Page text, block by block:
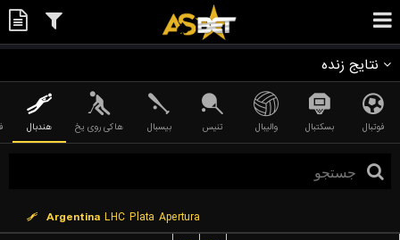
نتایج زنده
فوتبال بسکتبال والیبال تنیس بیسبال هاکی روی یخ هندبال
Argentina LHC Plata Apertura